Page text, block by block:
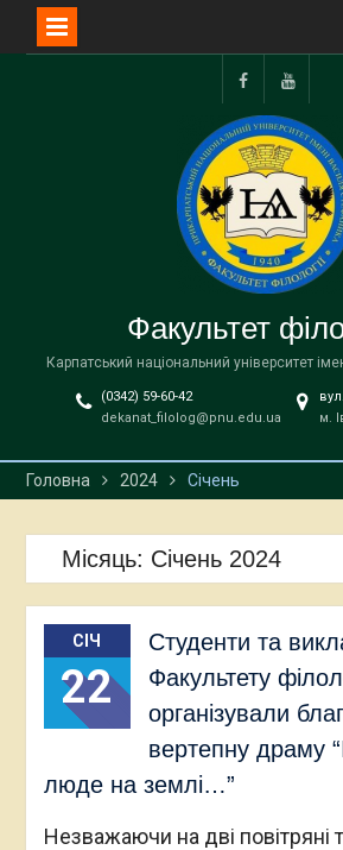
Facebook
Факультет
Карпатський національний університет
(0342) 59-60-42
dekanat_filolog@pnu.edu.ua
м.
Головна 2024 Січень
Місяць: Січень 2024
СІЧ
22
Студенти та
Факультету
організували
вертепну драму
люде на землі…”
Незважаючи на дві повітряні